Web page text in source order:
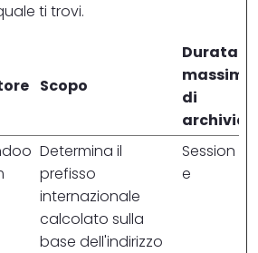
ti trovi.
Scopo
Durata
massima
di
Determina il
prefisso
internazionale
calcolato sulla
base dell'indirizzo
Session
e